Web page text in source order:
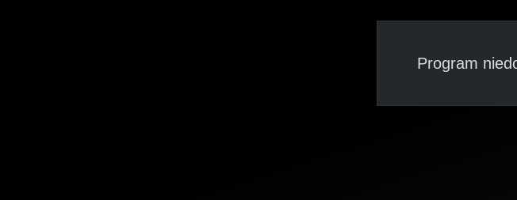
Program